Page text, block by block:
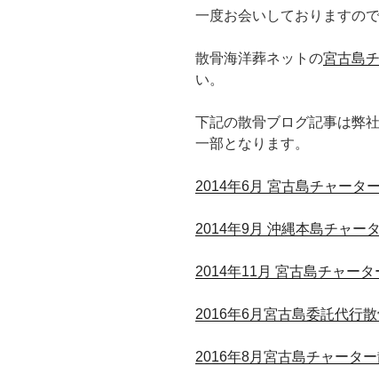
一度お会いしておりますの
散骨海洋葬ネットの宮古島
い。
下記の散骨ブログ記事は弊
一部となります。
2014年6月 宮古島チャータ
2014年9月 沖縄本島チャー
2014年11月 宮古島チャー
2016年6月宮古島委託代行
2016年8月宮古島チャータ